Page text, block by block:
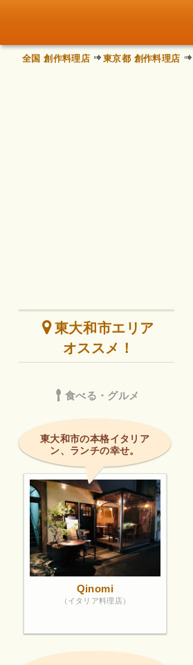
全国 創作料理店 東京都 創作料理店
東大和市エリア
オススメ！
食べる・グルメ
東大和市の本格イタリア
ン、ランチの幸せ。
Qinomi
（イタリア料理店）